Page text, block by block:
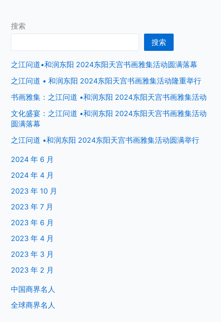
搜索
搜索
之江问道•和润东阳 2024东阳天宫书画雅集活动圆满落幕
之江问道 • 和润东阳 2024东阳天宫书画雅集活动隆重举行
书画雅集：之江问道 •和润东阳 2024东阳天宫书画雅集活动
文化盛宴：之江问道 •和润东阳 2024东阳天宫书画雅集活动
圆满落幕
之江问道 •和润东阳 2024东阳天宫书画雅集活动圆满举行
2024 年 6 月
2024 年 4 月
2023 年 10 月
2023 年 7 月
2023 年 6 月
2023 年 4 月
2023 年 3 月
2023 年 2 月
中国商界名人
全球商界名人